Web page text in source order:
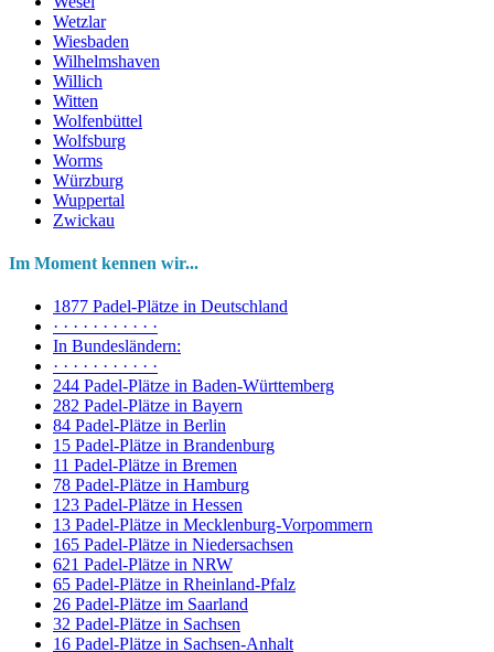
Wetzlar
Wiesbaden
Wilhelmshaven
Willich
Witten
Wolfenbüttel
Wolfsburg
Worms
Würzburg
Wuppertal
Zwickau
Im Moment kennen wir...
1877 Padel-Plätze in Deutschland
· · · · · · · · · · ·
In Bundesländern:
· · · · · · · · · · ·
244 Padel-Plätze in Baden-Württemberg
282 Padel-Plätze in Bayern
84 Padel-Plätze in Berlin
15 Padel-Plätze in Brandenburg
11 Padel-Plätze in Bremen
78 Padel-Plätze in Hamburg
123 Padel-Plätze in Hessen
13 Padel-Plätze in Mecklenburg-Vorpommern
165 Padel-Plätze in Niedersachsen
621 Padel-Plätze in NRW
65 Padel-Plätze in Rheinland-Pfalz
26 Padel-Plätze im Saarland
32 Padel-Plätze in Sachsen
16 Padel-Plätze in Sachsen-Anhalt